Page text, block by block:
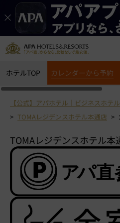
ホテルTOP カレンダーから予約
【公式】アパホテル｜ビジネスホテル
TOMAレジデンスホテル本通店
TOMAレジデンスホテル本